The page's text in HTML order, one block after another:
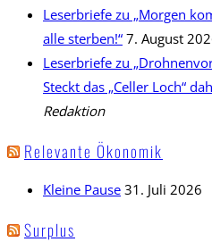
Leserbriefe zu „Morgen
alle sterben!“ 7. August
Leserbriefe zu
Steckt das „Celler Loch“
Redaktion
Relevante Ökonomik
Kleine Pause 31. Juli 2026
Surplus